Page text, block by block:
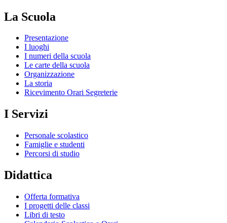
La Scuola
Presentazione
I luoghi
I numeri della scuola
Le carte della scuola
Organizzazione
La storia
Ricevimento Orari Segreterie
I Servizi
Personale scolastico
Famiglie e studenti
Percorsi di studio
Didattica
Offerta formativa
I progetti delle classi
Libri di testo